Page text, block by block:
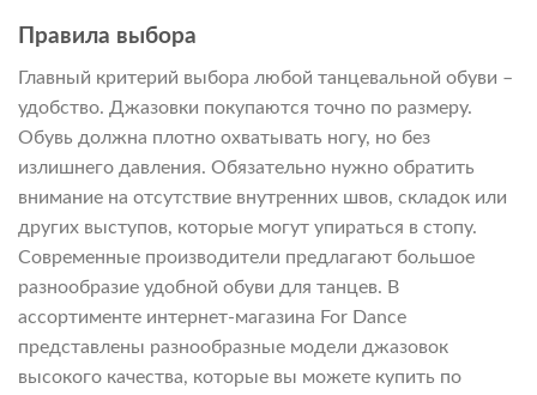
Правила выбора
Главный критерий выбора любой танцевальной обуви –
удобство. Джазовки покупаются точно по размеру.
Обувь должна плотно охватывать ногу, но без
излишнего давления. Обязательно нужно обратить
внимание на отсутствие внутренних швов, складок или
других выступов, которые могут упираться в стопу.
Современные производители предлагают большое
разнообразие удобной обуви для танцев. В
ассортименте интернет-магазина For Dance
представлены разнообразные модели джазовок
высокого качества, которые вы можете купить по